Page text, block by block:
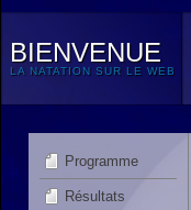
BIENVENUE
LA NATATION SUR LE WEB
Programme
Résultats